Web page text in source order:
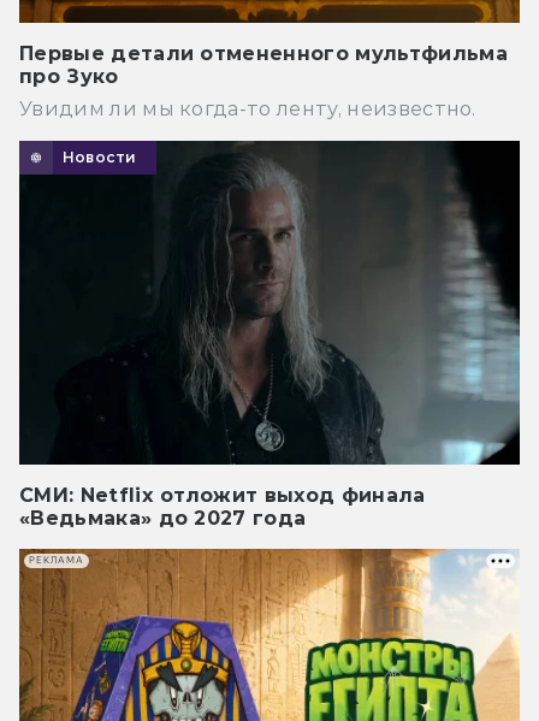
Первые детали отмененного мультфильма
про Зуко
Увидим ли мы когда-то ленту, неизвестно.
Новости
СМИ: Netflix отложит выход финала
«Ведьмака» до 2027 года
РЕКЛАМА